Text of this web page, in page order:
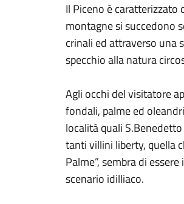
Il Piceno è caratterizzato
montagne si succedono
crinali ed attraverso una
specchio alla natura
Agli occhi del visitatore
fondali, palme ed
località quali
tanti villini liberty, quella
Palme”, sembra di
scenario idilliaco.